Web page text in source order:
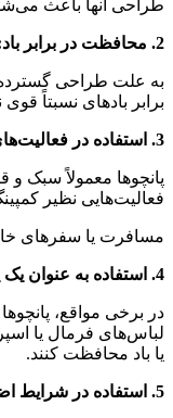
طراحی آنها باعث
2. محافظت در برابر باد:
به علت طراحی گسترده
برابر بادهای نسبتاً
3. استفاده در فعالیت‌های خارج از منزل:
پانچوها معمولاً سبک و
فعالیت‌هایی نظیر
مسافرت یا سفرهای
4. استفاده به عنوان یک پوشاک اضافی:
در برخی مواقع،
لباس‌های فرمال یا
یا باد محافظت کنند.
5. استفاده در شرایط اضطراری: